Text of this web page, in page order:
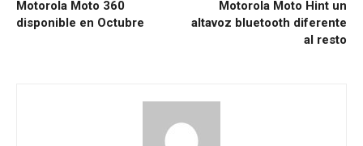
Motorola Moto 360
disponible en Octubre
Motorola Moto Hint un
altavoz bluetooth diferente
al resto